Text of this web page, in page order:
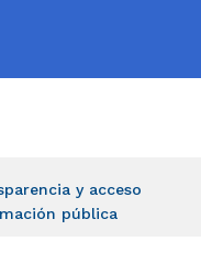
y acceso
pública